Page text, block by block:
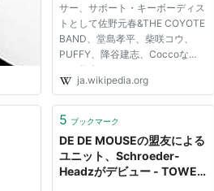
サー、サポート・キーボーディス
トとして佐野元春&THE COYOTE
BAND、堂島孝平、柴咲コウ、
PUFFY、降谷建志、Coccoな
ど、数多くのアーティストのライ
ブや録音に参加する渡辺が、ジャ
トリオを作る目的で始めたポスト
レクトロ...
ja.wikipedia.org
5 ブックマーク
DE DE MOUSEの盟友による
ユニット、Schroeder-
Headzがデビュー - TOWER